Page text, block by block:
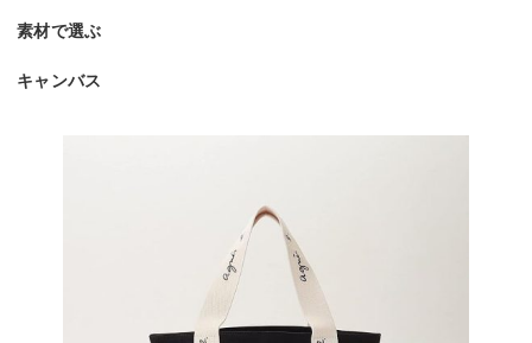
素材で選ぶ
キャンバス